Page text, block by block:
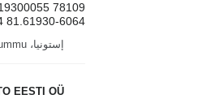
6064...
إستونيا، Rummu
EESTI OÜ